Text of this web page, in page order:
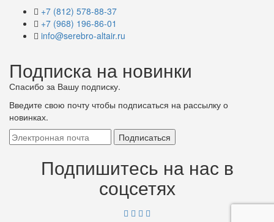
+7 (812) 578-88-37
+7 (968) 196-86-01
info@serebro-altair.ru
Подписка на новинки
Спасибо за Вашу подписку.
Введите свою почту чтобы подписаться на рассылку о
новинках.
Подпишитесь на нас в
соцсетях